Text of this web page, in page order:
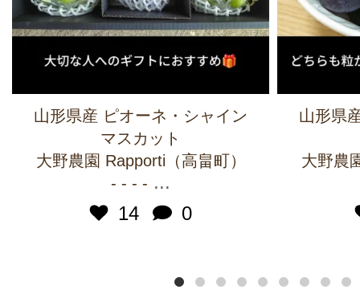
山形県産 ピオーネ・シャイン
マスカット
大野農園 Rapporti（高畠町）
- - - - ...
14
0
山形県
大野農